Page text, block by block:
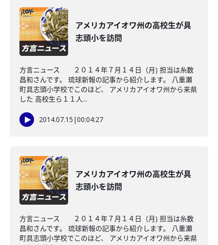
アメリカアイオワ州の高校生が具
志頭小を訪問
方言ニュース ２０１４年７月１４日（月) 担当は糸数
昌和さんです。 琉球新報の記事から紹介します。 八重瀬
町具志頭小学校でこのほど、 アメリカアイオワ州から来県
した 高校生ら１１人...
2014.07.15 |00:04:27
アメリカアイオワ州の高校生が具
志頭小を訪問
方言ニュース ２０１４年７月１４日（月) 担当は糸数
昌和さんです。 琉球新報の記事から紹介します。 八重瀬
町具志頭小学校でこのほど、 アメリカアイオワ州から来県